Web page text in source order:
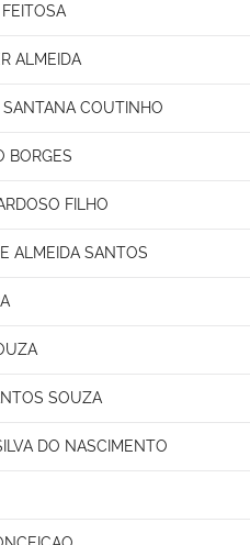
ALMEIDA
COUTINHO
BORGES
FILHO
ALMEIDA SANTOS
SOUZA
DO NASCIMENTO